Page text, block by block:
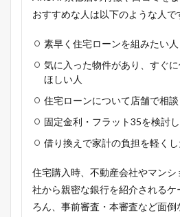
おすすめな人は以下のような人で
素早く住宅ローンを組みたい人
気に入った物件があり、すぐ
ほしい人
住宅ローンについて店舗で相談
固定金利・フラット35を検討
借り換えで家計の負担を軽くし
住宅購入時、不動産会社やマン
社から親密な銀行を紹介される
ろん、事前審査・本審査など面